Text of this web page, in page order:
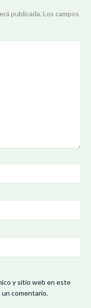
publicada. Los campos
y sitio web en este
un comentario.